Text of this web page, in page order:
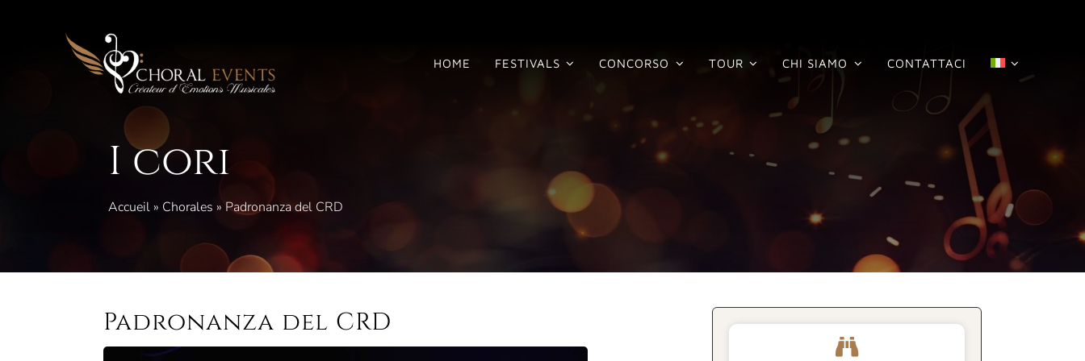
HOME FESTIVALS CONCORSO TOUR CHI SIAMO CONTATTACI
I cori
Accueil » Chorales » Padronanza del CRD
Padronanza del CRD